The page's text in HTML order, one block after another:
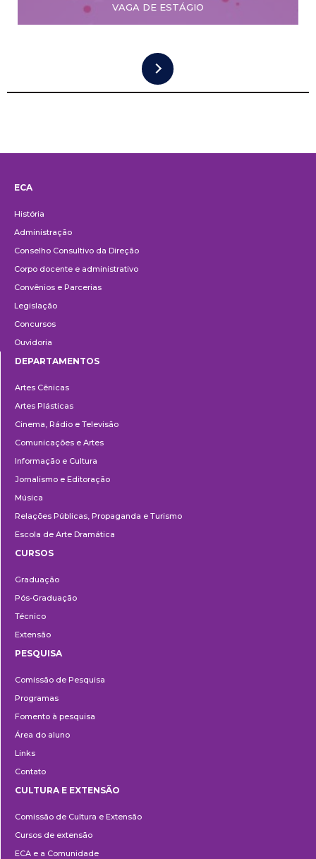
VAGA DE ESTÁGIO
ECA
História
Administração
Conselho Consultivo da Direção
Corpo docente e administrativo
Convênios e Parcerias
Legislação
Concursos
Ouvidoria
DEPARTAMENTOS
Artes Cênicas
Artes Plásticas
Cinema, Rádio e Televisão
Comunicações e Artes
Informação e Cultura
Jornalismo e Editoração
Música
Relações Públicas, Propaganda e Turismo
Escola de Arte Dramática
CURSOS
Graduação
Pós-Graduação
Técnico
Extensão
PESQUISA
Comissão de Pesquisa
Programas
Fomento à pesquisa
Área do aluno
Links
Contato
e
Extensão
CULTURA E EXTENSÃO
Comissão de Cultura e Extensão
Cursos de extensão
ECA e a Comunidade